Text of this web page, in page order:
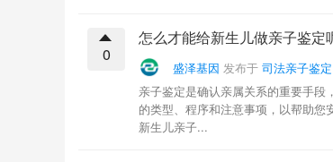
0
怎么才能给新生儿做亲子鉴定
盛泽基因 发布于 司法亲子鉴定
亲子鉴定是确认亲属关系的重要手
的类型、程序和注意事项，以帮助
新生儿亲子...